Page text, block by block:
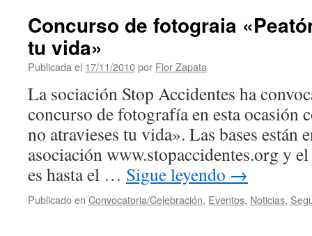
Concurso de fotograia
tu vida»
Publicada el 17/11/2010por Flor Zapata
La sociación Stop Accidentes ha
concurso de fotografía en esta ocasión
no atravieses tu vida». Las bases están
asociación www.stopaccidentes.org y
es hasta el … Sigue leyendo →
Publicado en Convocatoria/Celebración, Eventos, Noticias,